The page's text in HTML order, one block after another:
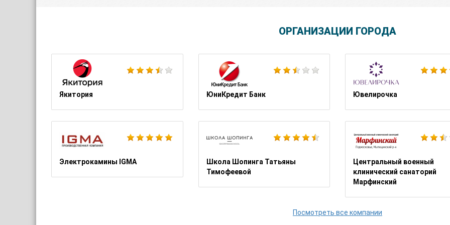
ОРГАНИЗАЦИИ ГОРОДА
Якитория ЮниКредит Банк Ювелирочка
Электрокамины IGMA
Школа Шопинга Татьяны
Тимофеевой
Центральный военный
клинический санаторий
Марфинский
Посмотреть все компании